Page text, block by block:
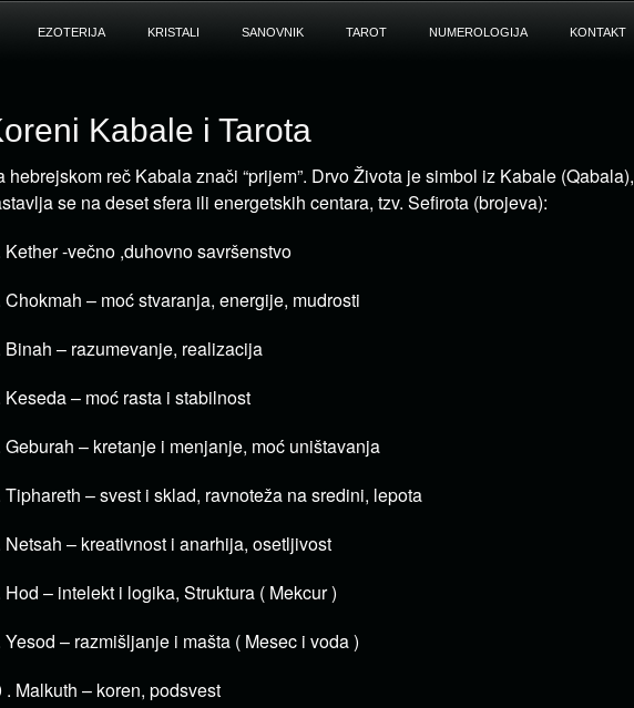
EZOTERIJA KRISTALI SANOVNIK TAROT NUMEROLOGIJA KONTAKT
Kabale i Tarota
hebrejskom reč Kabala znači “prijem”. Drvo Života je simbol iz Kabale (Qabala),
se na deset sfera ili energetskih centara, tzv. Sefirota (brojeva):
Kether -večno ,duhovno savršenstvo
Chokmah – moć stvaranja, energije, mudrosti
Binah – razumevanje, realizacija
Keseda – moć rasta i stabilnost
Geburah – kretanje i menjanje, moć uništavanja
Tiphareth – svest i sklad, ravnoteža na sredini, lepota
Netsah – kreativnost i anarhija, osetljivost
Hod – intelekt i logika, Struktura ( Mekcur )
Yesod – razmišljanje i mašta ( Mesec i voda )
. Malkuth – koren, podsvest